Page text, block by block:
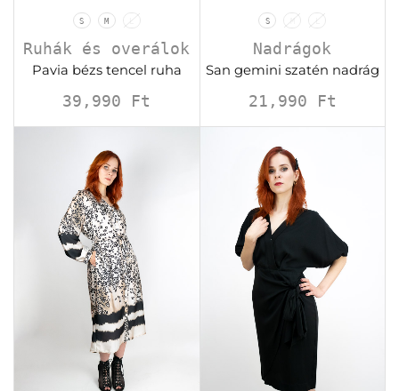
S M L
Ruhák és overálok
Pavia bézs tencel ruha
39,990 Ft
S M L
Nadrágok
San gemini szatén nadrág
21,990 Ft